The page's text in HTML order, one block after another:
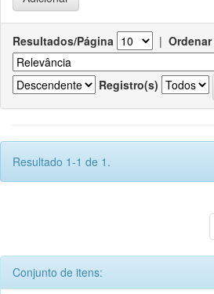
Resultados/Página |
Registro(s)
Resultado 1-1 de 1.
Conjunto de itens: